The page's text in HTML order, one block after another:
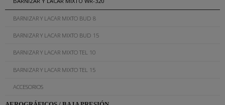
BARNIZAR Y LACAR MIXTO BUD 8
BARNIZAR Y LACAR MIXTO BUD 15
BARNIZAR Y LACAR MIXTO TEL 10
BARNIZAR Y LACAR MIXTO TEL 15
ACCESORIOS